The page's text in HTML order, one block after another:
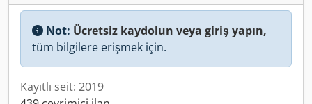
Not: Ücretsiz kaydolun veya giriş yapın,
tüm bilgilere erişmek için.
Kayıtlı seit: 2019